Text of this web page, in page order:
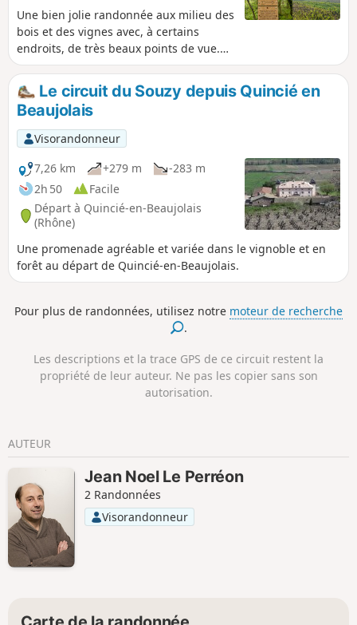
Une bien jolie randonnée aux milieu des
bois et des vignes avec, à certains
endroits, de très beaux points de vue.
De plus, si vous faites cette randonnée
aux bonnes heures et à la bonne saison,
vous pourrez rencontrer nombre
d'animaux sauvages.
Le circuit du Souzy depuis Quincié en
Beaujolais
Visorandonneur
7,26 km
+279 m
-283 m
2h 50
Facile
Départ à Quincié-en-Beaujolais
(Rhône)
Une promenade agréable et variée dans le vignoble et en
forêt au départ de Quincié-en-Beaujolais.
Pour plus de randonnées, utilisez notre moteur de recherche
.
Les descriptions et la trace GPS de ce circuit restent la
propriété de leur auteur. Ne pas les copier sans son
autorisation.
AUTEUR
Jean Noel Le Perréon
2 Randonnées
Visorandonneur